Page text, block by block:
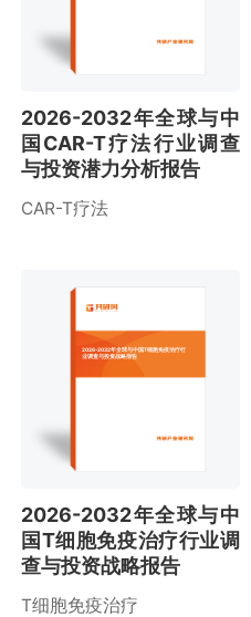
2026-2032年全球与中
国CAR-T疗法行业调查
与投资潜力分析报告
CAR-T疗法
2026-2032年全球与中国T细胞免疫治疗行
业调查与投资战略报告
2026-2032年全球与中
国T细胞免疫治疗行业调
查与投资战略报告
T细胞免疫治疗